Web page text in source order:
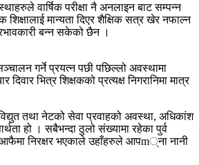
वार्षिक परीक्षा नै अनलाइन बाट सम्पन्न
मान्यता दिएर शैक्षिक सत्र खेर नफाल्न
बन्न सकेको छैन ।
गर्ने प्रयत्न पछी पछिल्लो अवस्थामा
भित्र शिक्षकको प्रत्यक्ष निगरानिमा मात्र
तथा नेटको सेवा प्रवाहको अवस्था, अधिकांश
हो । सबैभन्दा ठुलो संख्यामा रहेका पुर्व
आफैमा निरक्षर भएकाले उहाँहरुले आपm्ना नानी